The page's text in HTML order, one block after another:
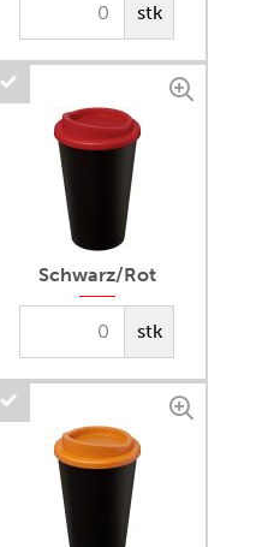
stk
Schwarz/Rot
stk